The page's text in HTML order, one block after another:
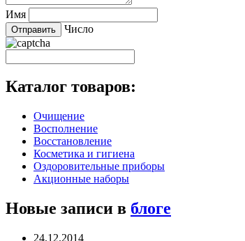
Имя
Число
Каталог товаров:
Очищение
Восполнение
Восстановление
Косметика и гигиена
Оздоровительные приборы
Акционные наборы
Новые записи в блоге
24.12.2014